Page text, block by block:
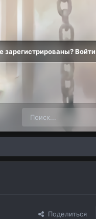
зарегистрированы? Войти
Поделиться